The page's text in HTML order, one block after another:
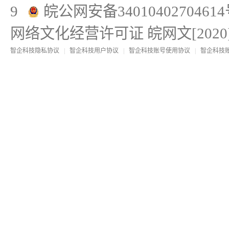
9
皖公网安备34010402704614
网络文化经营许可证 皖网文
智企科技隐私协议 智企科技用户协议 智企科技账号使用协议 智企科技